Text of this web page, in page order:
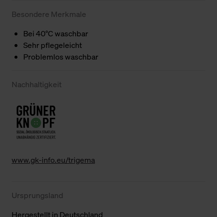
Besondere Merkmale
Bei 40°C waschbar
Sehr pflegeleicht
Problemlos waschbar
Nachhaltigkeit
www.gk-info.eu/trigema
Ursprungsland
Hergestellt in Deutschland